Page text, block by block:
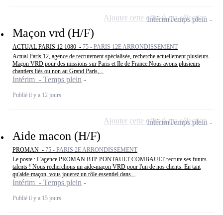
Maçon vrd (H/F)
ACTUAL PARIS 12 1080 - 75 - PARIS 12E ARRONDISSEMENT
Actual Paris 12, agence de recrutement spécialisée, recherche actuellement plusieurs
Maçon VRD pour des missions sur Paris et Ile de France.Nous avons plusieurs
chantiers liés ou non au Grand Paris,...
Intérim - Temps plein
Publié il y a 12 jours
IntérimTemps plein
Ajouter cette offre à ma sélection
Aide macon (H/F)
PROMAN - 75 - PARIS 2E ARRONDISSEMENT
Le poste : L'agence PROMAN BTP PONTAULT-COMBAULT recrute ses futurs
talents ! Nous recherchons un aide-maçon VRD pour l'un de nos clients. En tant
qu'aide-maçon, vous jouerez un rôle essentiel dans...
Intérim - Temps plein
Publié il y a 15 jours
IntérimTemps plein
Ajouter cette offre à ma sélection